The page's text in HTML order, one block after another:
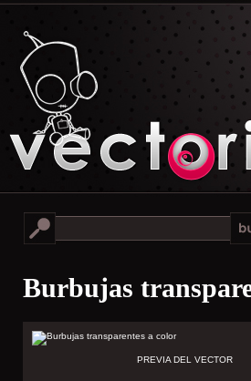
Burbujas
PREVIA DEL VECTOR